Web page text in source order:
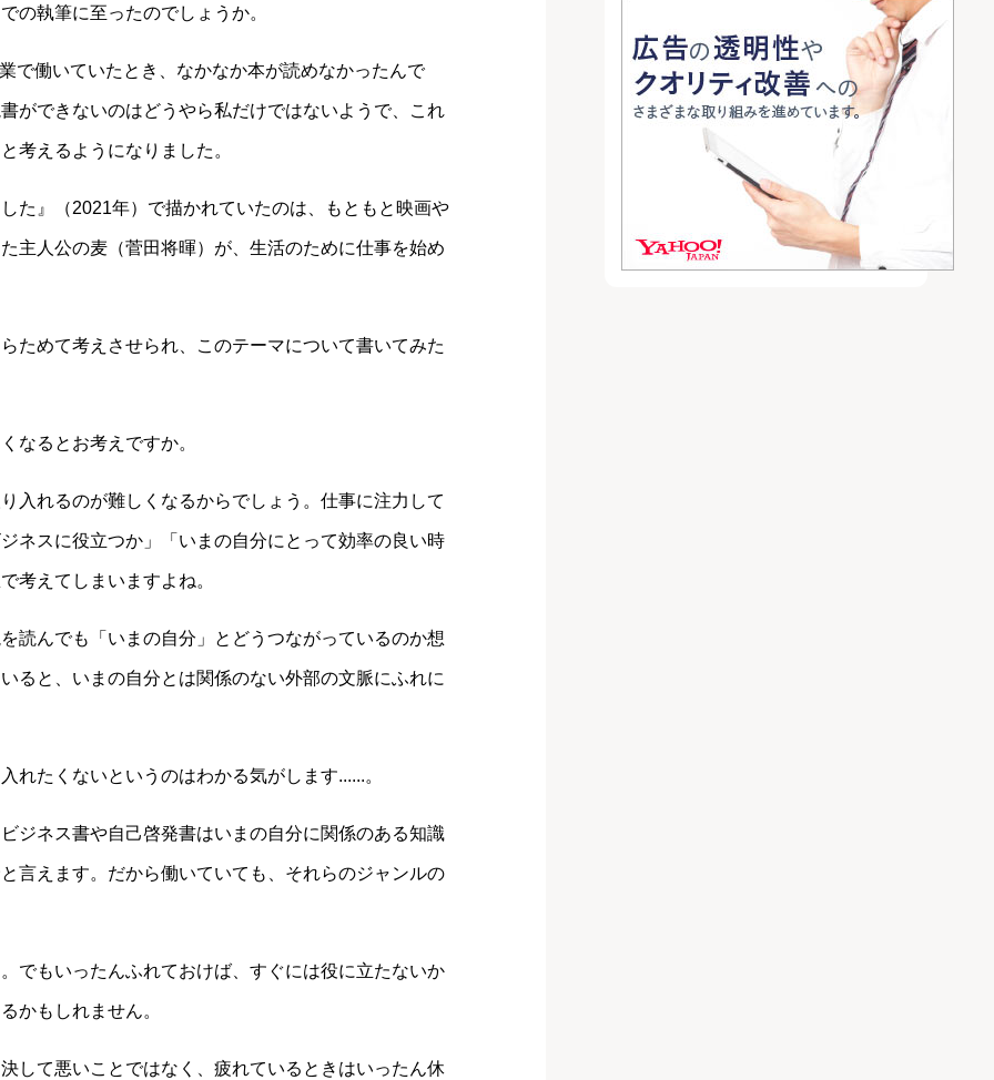
の執筆に至ったのでしょうか。
で働いていたとき、なかなか本が読めなかったんで
ができないのはどうやら私だけではないようで、これ
考えるようになりました。
た』（2021年）で描かれていたのは、もともと映画や
主人公の麦（菅田将暉）が、生活のために仕事を始め
ためて考えさせられ、このテーマについて書いてみた
なるとお考えですか。
入れるのが難しくなるからでしょう。仕事に注力して
ネスに役立つか」「いまの自分にとって効率の良い時
考えてしまいますよね。
読んでも「いまの自分」とどうつながっているのか想
ると、いまの自分とは関係のない外部の文脈にふれに
たくないというのはわかる気がします......。
ジネス書や自己啓発書はいまの自分に関係のある知識
言えます。だから働いていても、それらのジャンルの
でもいったんふれておけば、すぐには役に立たないか
かもしれません。
して悪いことではなく、疲れているときはいったん休